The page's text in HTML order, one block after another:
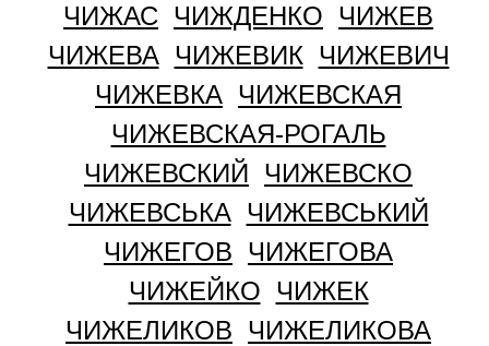
ЧИЖАС ЧИЖДЕНКО ЧИЖЕВ
ЧИЖЕВА ЧИЖЕВИК ЧИЖЕВИЧ
ЧИЖЕВКА ЧИЖЕВСКАЯ
ЧИЖЕВСКАЯ-РОГАЛЬ
ЧИЖЕВСКИЙ ЧИЖЕВСКО
ЧИЖЕВСЬКА ЧИЖЕВСЬКИЙ
ЧИЖЕГОВ ЧИЖЕГОВА
ЧИЖЕЙКО ЧИЖЕК
ЧИЖЕЛИКОВ ЧИЖЕЛИКОВА